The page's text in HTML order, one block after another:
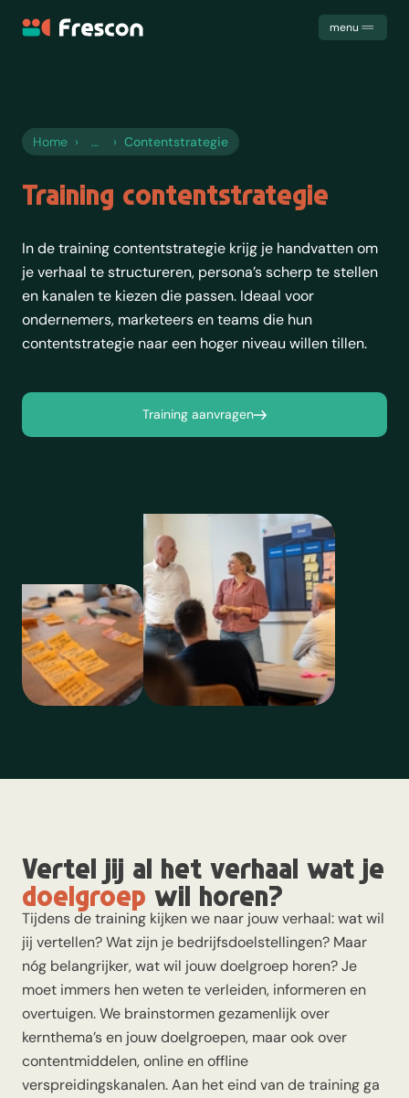
Frescon
Cases
Samenwerking
Contact
menu
Home › › Contentstrategie
Training contentstrategie
In de training contentstrategie krijg je handvatten om
je verhaal te structureren, persona’s scherp te stellen
en kanalen te kiezen die passen. Ideaal voor
ondernemers, marketeers en teams die hun
contentstrategie naar een hoger niveau willen tillen.
Training aanvragen
Vertel jij al het verhaal wat je
doelgroep wil horen?
Tijdens de training kijken we naar jouw verhaal: wat wil
jij vertellen? Wat zijn je bedrijfsdoelstellingen? Maar
nóg belangrijker, wat wil jouw doelgroep horen? Je
moet immers hen weten te verleiden, informeren en
overtuigen. We brainstormen gezamenlijk over
kernthema’s en jouw doelgroepen, maar ook over
contentmiddelen, online en offline
verspreidingskanalen. Aan het eind van de training ga